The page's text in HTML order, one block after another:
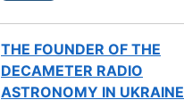
THE FOUNDER OF THE
DECAMETER RADIO
ASTRONOMY IN UKRAINE